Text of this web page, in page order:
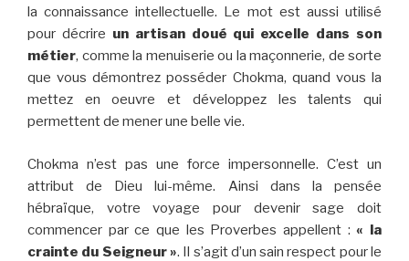
la connaissance intellectuelle. Le mot est aussi utilisé
pour décrire un artisan doué qui excelle dans son
métier, comme la menuiserie ou la maçonnerie, de sorte
que vous démontrez posséder Chokma, quand vous la
mettez en oeuvre et développez les talents qui
permettent de mener une belle vie.
Chokma n’est pas une force impersonnelle. C’est un
attribut de Dieu lui-même. Ainsi dans la pensée
hébraïque, votre voyage pour devenir sage doit
commencer par ce que les Proverbes appellent :« la
crainte du Seigneur ». Il s’agit d’un sain respect pour le